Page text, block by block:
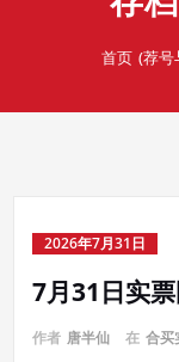
首页
2026年7月31日
7月31日实
作者 唐半仙 在 合买